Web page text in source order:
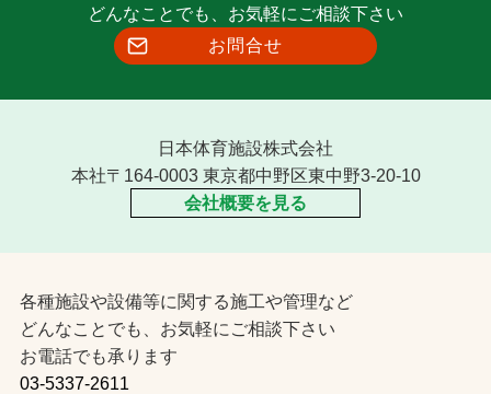
どんなことでも、お気軽にご相談下さい
お問合せ
日本体育施設株式会社
本社〒164-0003 東京都中野区東中野3-20-10
会社概要を見る
各種施設や設備等に関する施工や管理など
どんなことでも、お気軽にご相談下さい
お電話でも承ります
03-5337-2611